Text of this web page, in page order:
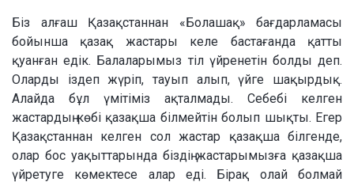
Біз алғаш Қазақстаннан «Болашақ» бағдарламасы
бойынша қазақ жастары келе бастағанда қатты
қуанған едік. Балаларымыз тіл үйренетін болды деп.
Оларды іздеп жүріп, тауып алып, үйге шақырдық.
Алайда бұл үмітіміз ақталмады. Себебі келген
жастардың көбі қазақша білмейтін болып шықты. Егер
Қазақстаннан келген сол жастар қазақша білгенде,
олар бос уақыттарында біздің жастарымызға қазақша
үйретуге көмектесе алар еді. Бірақ олай болмай